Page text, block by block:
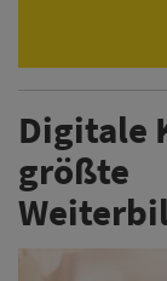
Digitale
größte